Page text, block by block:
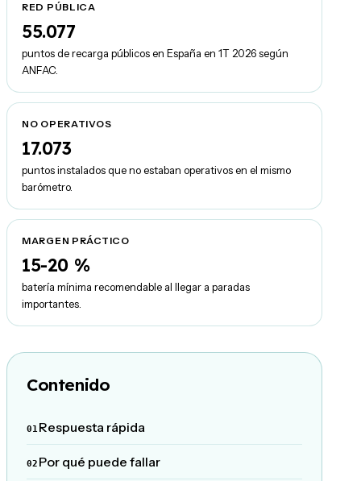
RED PÚBLICA
55.077
puntos de recarga públicos en España en 1T 2026 según
ANFAC.
NO OPERATIVOS
17.073
puntos instalados que no estaban operativos en el mismo
barómetro.
MARGEN PRÁCTICO
15-20 %
batería mínima recomendable al llegar a paradas
importantes.
Contenido
Respuesta rápida
Por qué puede fallar